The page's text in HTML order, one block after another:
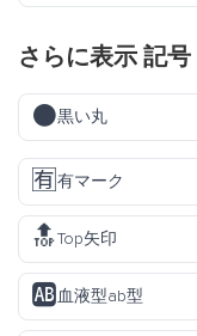
さらに表示 記号
⚫黒い丸
🈶有マーク
🔝Top矢印
🆎血液型ab型